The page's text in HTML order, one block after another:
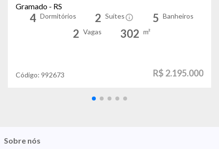
Gramado - RS
4 Dormitórios 2 Suítes 5 Banheiros
2 Vagas 302 m²
Código: 992673 R$ 2.195.000
Sobre nós